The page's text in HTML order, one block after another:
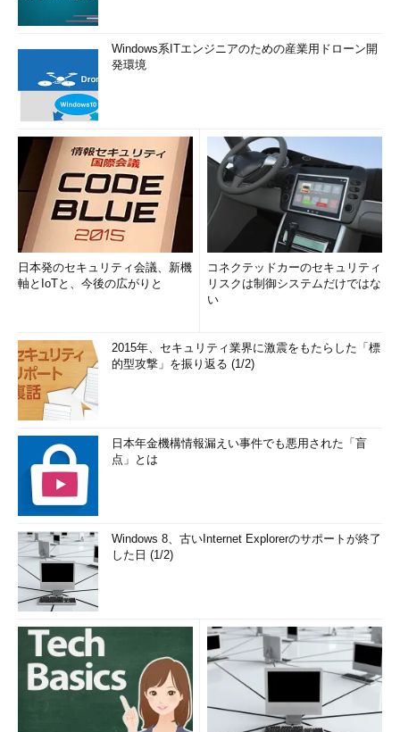
Windows系ITエンジニアのための産業用ドローン開
発環境
日本発のセキュリティ会議、新機
軸とIoTと、今後の広がりと
コネクテッドカーのセキュリティ
リスクは制御システムだけではな
い
2015年、セキュリティ業界に激震をもたらした「標
的型攻撃」を振り返る (1/2)
日本年金機構情報漏えい事件でも悪用された「盲
点」とは
Windows 8、古いInternet Explorerのサポートが終了
した日 (1/2)